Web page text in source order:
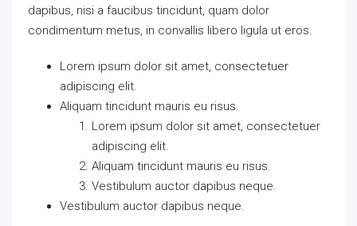
dapibus, nisi a faucibus tincidunt, quam dolor
condimentum metus, in convallis libero ligula ut eros.
Lorem ipsum dolor sit amet, consectetuer
adipiscing elit.
Aliquam tincidunt mauris eu risus.
Lorem ipsum dolor sit amet, consectetuer
adipiscing elit.
Aliquam tincidunt mauris eu risus.
Vestibulum auctor dapibus neque.
Vestibulum auctor dapibus neque.